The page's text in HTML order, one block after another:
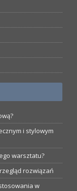
i stylowym
warsztatu?
rozwiązań
w